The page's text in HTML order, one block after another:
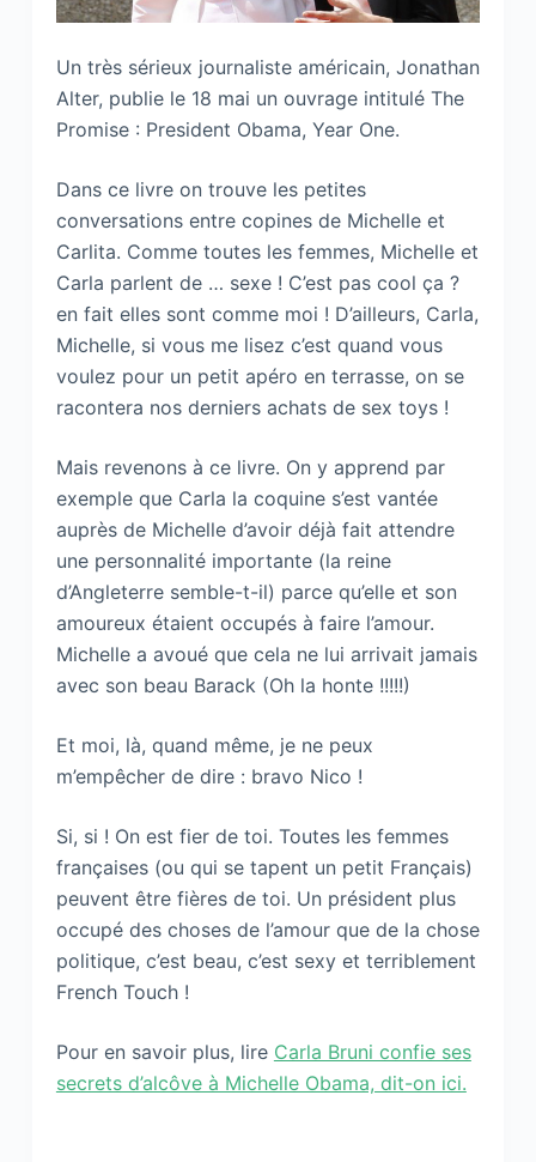
Un très sérieux journaliste américain, Jonathan
Alter, publie le 18 mai un ouvrage intitulé The
Promise : President Obama, Year One.
Dans ce livre on trouve les petites
conversations entre copines de Michelle et
Carlita. Comme toutes les femmes, Michelle et
Carla parlent de … sexe ! C’est pas cool ça ?
en fait elles sont comme moi ! D’ailleurs, Carla,
Michelle, si vous me lisez c’est quand vous
voulez pour un petit apéro en terrasse, on se
racontera nos derniers achats de sex toys !
Mais revenons à ce livre. On y apprend par
exemple que Carla la coquine s’est vantée
auprès de Michelle d’avoir déjà fait attendre
une personnalité importante (la reine
d’Angleterre semble-t-il) parce qu’elle et son
amoureux étaient occupés à faire l’amour.
Michelle a avoué que cela ne lui arrivait jamais
avec son beau Barack (Oh la honte !!!!!)
Et moi, là, quand même, je ne peux
m’empêcher de dire : bravo Nico !
Si, si ! On est fier de toi. Toutes les femmes
françaises (ou qui se tapent un petit Français)
peuvent être fières de toi. Un président plus
occupé des choses de l’amour que de la chose
politique, c’est beau, c’est sexy et terriblement
French Touch !
Pour en savoir plus, lire Carla Bruni confie ses
secrets d’alcôve à Michelle Obama, dit-on ici.